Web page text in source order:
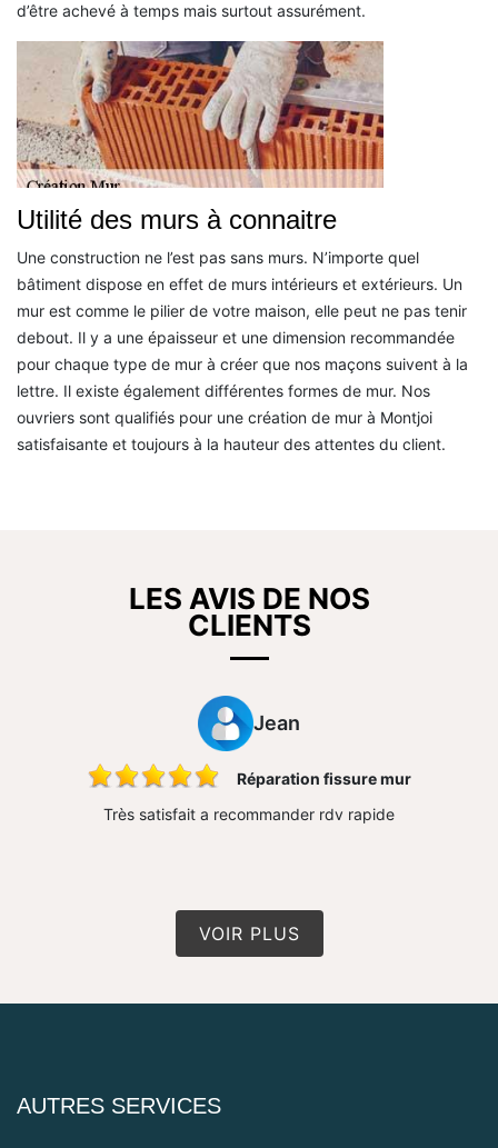
d’être achevé à temps mais surtout assurément.
Utilité des murs à connaitre
Une construction ne l’est pas sans murs. N’importe quel
bâtiment dispose en effet de murs intérieurs et extérieurs. Un
mur est comme le pilier de votre maison, elle peut ne pas tenir
debout. Il y a une épaisseur et une dimension recommandée
pour chaque type de mur à créer que nos maçons suivent à la
lettre. Il existe également différentes formes de mur. Nos
ouvriers sont qualifiés pour une création de mur à Montjoi
satisfaisante et toujours à la hauteur des attentes du client.
LES AVIS DE NOS
CLIENTS
Jean
Réparation fissure mur
Très satisfait a recommander rdv rapide
VOIR PLUS
AUTRES SERVICES